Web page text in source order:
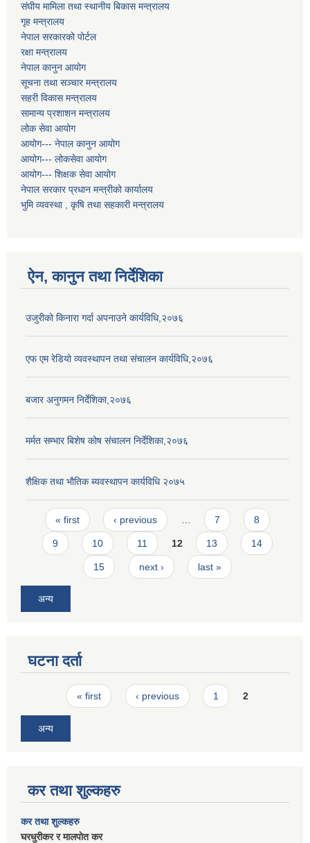
संघीय मामिला तथा स्थानीय बिकास मन्त्रालय
गृह मन्त्रालय
नेपाल सरकारको पोर्टल
रक्षा मन्त्रालय
नेपाल कानुन आयोग
सूचना तथा सञ्चार मन्त्रालय
सहरी विकास मन्त्रालय
सामान्य प्रशाशन मन्त्रालय
लोक सेवा आयोग
आयोग--- नेपाल कानुन आयोग
आयोग--- लोकसेवा आयोग
आयोग--- शिक्षक सेवा आयोग
नेपाल सरकार प्रधान मन्त्रीको कार्यालय
भुमि व्यवस्था , कृषि तथा सहकारी मन्त्रालय
ऐन, कानुन तथा निर्देशिका
उजुरीको किनारा गर्दा अपनाउने कार्यविधि,२०७६
एफ एम रेडियो व्यवस्थापन तथा संचालन कार्यविधि,२०७६
बजार अनुगमन निर्देशिका,२०७६
मर्मत सम्भार बिशेष कोष संचालन निर्देशिका,२०७६
शैक्षिक तथा भाैतिक ब्यवस्थापन कार्यविधि २०७५
Pages
« first ‹ previous 7 8
9 10 11 12 13 14
15 next › last »
अन्य
घटना दर्ता
Pages« first ‹ previous 1 2
अन्य
कर तथा शुल्कहरु
कर तथा शुल्कहरु
घरधुरीकर र मालपाेत कर